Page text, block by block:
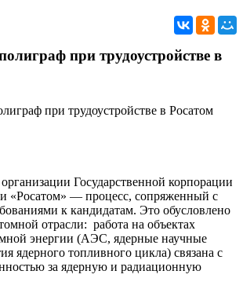
при трудоустройстве в
Государственной корпорации
«Росатом» — процесс, сопряженный с
к кандидатам. Это обусловлено
отрасли: работа на объектах
энергии (АЭС, ядерные научные
ядерного топливного цикла) связана с
за ядерную и радиационную